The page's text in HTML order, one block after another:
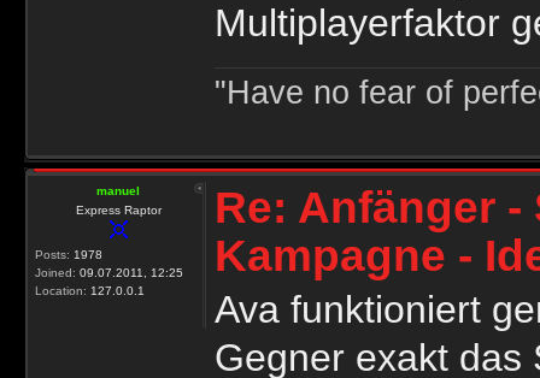
Multiplayerfaktor
"Have no fear of
manuel
Express Raptor
Posts: 1978
Joined: 09.07.2011, 12:25
Location: 127.0.0.1
Re: Anfänger
Kampagne -
Ava funktioniert
Gegner exakt das